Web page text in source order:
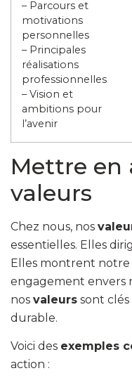
– Parcours et
motivations
personnelles
– Principales
réalisations
professionnelles
– Vision et
ambitions pour
l’avenir
Mettre en
valeurs
Chez nous, nos
essentielles. Elles
Elles montrent notre
engagement envers
nos valeurs sont
durable.
Voici des exemples
action :